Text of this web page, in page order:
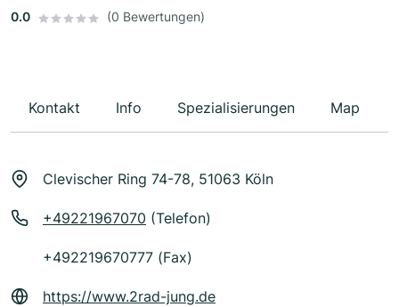
0.0
(0 Bewertungen)
Kontakt Info Spezialisierungen Map
Clevischer Ring 74-78, 51063 Köln
+49221967070 (Telefon)
+492219670777 (Fax)
https://www.2rad-jung.de